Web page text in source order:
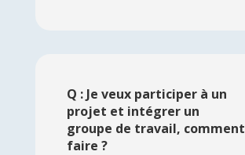
Q : Je veux participer à un
projet et intégrer un
groupe de travail, comment
faire ?